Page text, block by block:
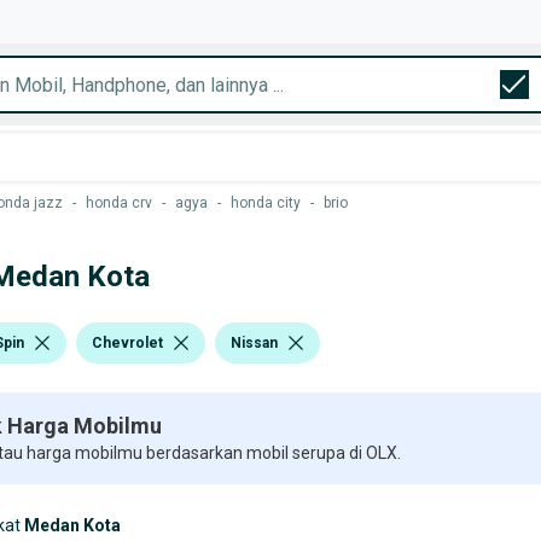
jazz - honda crv - agya - honda city - brio
Kota
Chevrolet Nissan
Harga Mobilmu
harga mobilmu berdasarkan mobil serupa di OLX.
Medan Kota